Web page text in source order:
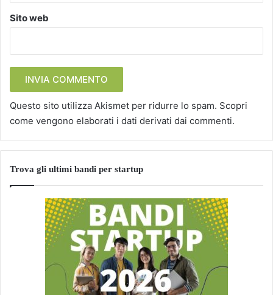
Sito web
Questo sito utilizza Akismet per ridurre lo spam. Scopri
come vengono elaborati i dati derivati dai commenti.
Trova gli ultimi bandi per startup